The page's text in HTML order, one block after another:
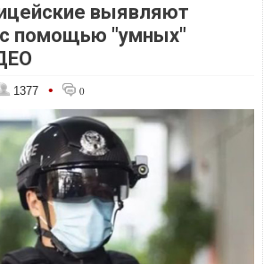
выявляют
помощью "умных"
1377 • 0